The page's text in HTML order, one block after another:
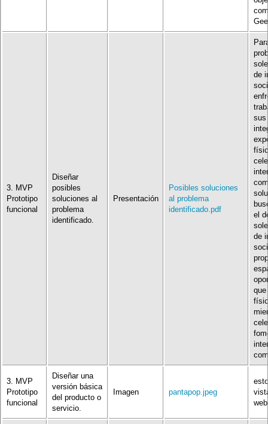
3. MVP
Prototipo
funcional
Diseñar
posibles
soluciones al
problema
identificado.
Presentación
Posibles soluciones
al problema
identificado.pdf
de
sus
el
de
que
3. MVP
Prototipo
funcional
Diseñar una
versión básica
del producto o
servicio.
Imagen pantapop.jpeg
web